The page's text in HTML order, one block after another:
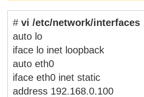
# vi /etc/network/interfaces
auto lo
iface lo inet loopback
auto eth0
iface eth0 inet static
address 192.168.0.100